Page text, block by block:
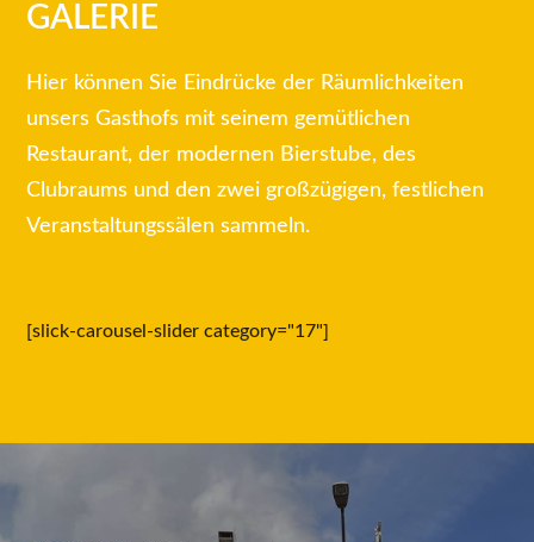
GALERIE
Hier können Sie Eindrücke der Räumlichkeiten
unsers Gasthofs mit seinem gemütlichen
Restaurant, der modernen Bierstube, des
Clubraums und den zwei großzügigen, festlichen
Veranstaltungssälen sammeln.
[slick-carousel-slider category="17"]